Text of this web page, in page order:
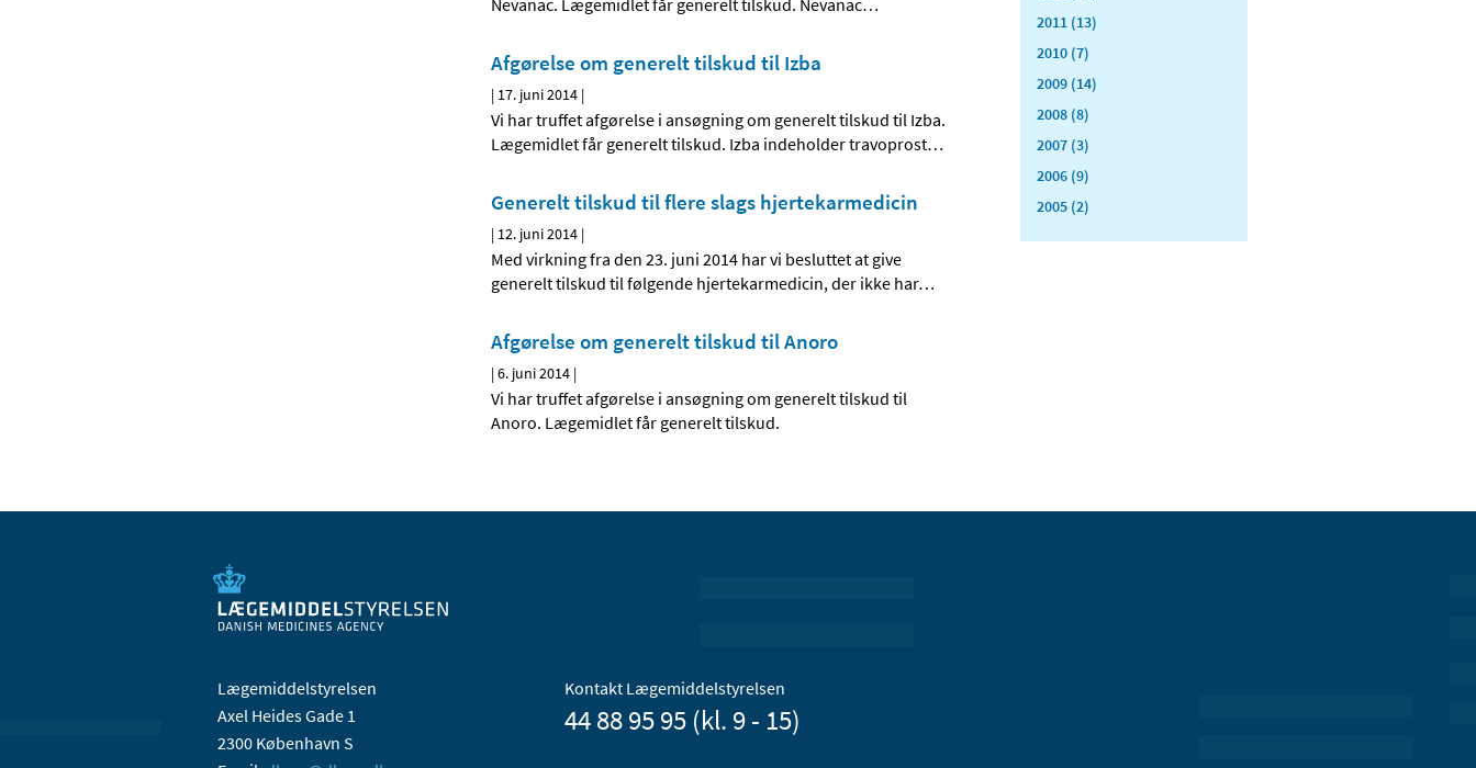
Nevanac. Lægemidlet får generelt tilskud. Nevanac…
Afgørelse om generelt tilskud til Izba
| 17. juni 2014 |
Vi har truffet afgørelse i ansøgning om generelt tilskud til Izba.
Lægemidlet får generelt tilskud. Izba indeholder travoprost…
Generelt tilskud til flere slags hjertekarmedicin
| 12. juni 2014 |
Med virkning fra den 23. juni 2014 har vi besluttet at give
generelt tilskud til følgende hjertekarmedicin, der ikke har…
Afgørelse om generelt tilskud til Anoro
|6. juni 2014 |
Vi har truffet afgørelse i ansøgning om generelt tilskud til
Anoro. Lægemidlet får generelt tilskud.
2011 (13)
2010 (7)
2009 (14)
2008 (8)
2007 (3)
2006 (9)
2005 (2)
Lægemiddelstyrelsen
Axel Heides Gade 1
2300 København S
Kontakt Lægemiddelstyrelsen
44 88 95 95 (kl. 9 - 15)